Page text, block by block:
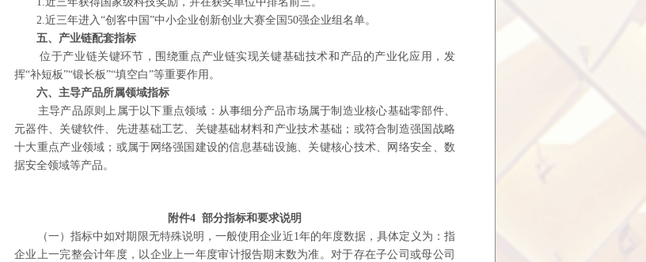
2.近三年进入“创客中国”中小企业创新创业大赛全国50强企业组名单。
五、产业链配套指标
位于产业链关键环节，围绕重点产业链实现关键基础技术和产品的产业化应用，发
挥“补短板”“锻长板”“填空白”等重要作用。
六、主导产品所属领域指标
主导产品原则上属于以下重点领域：从事细分产品市场属于制造业核心基础零部件、
元器件、关键软件、先进基础工艺、关键基础材料和产业技术基础；或符合制造强国战略
十大重点产业领域；或属于网络强国建设的信息基础设施、关键核心技术、网络安全、数
据安全领域等产品。
附件4 部分指标和要求说明
（一）指标中如对期限无特殊说明，一般使用企业近1年的年度数据，具体定义为：指
企业上一完整会计年度，以企业上一年度审计报告期末数为准。对于存在子公司或母公司